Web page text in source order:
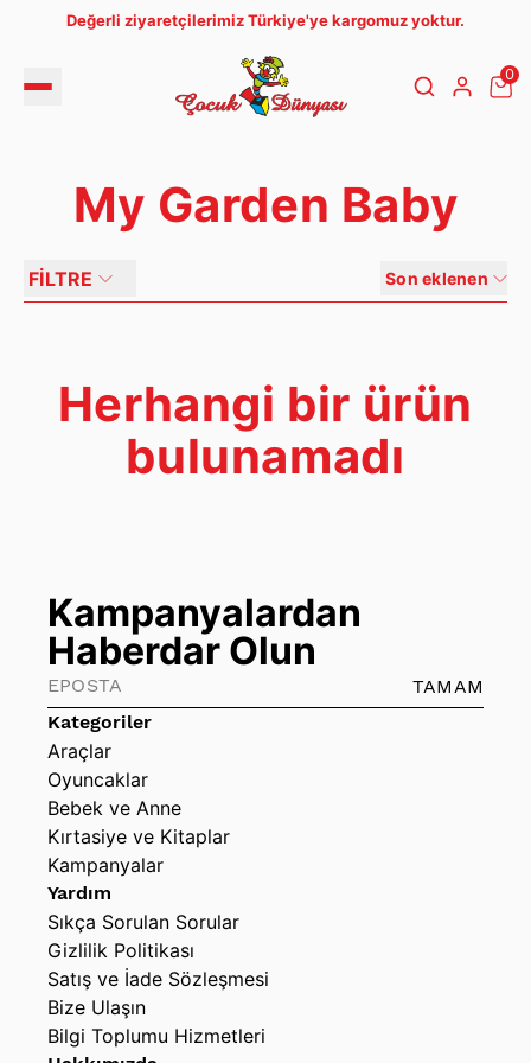
Değerli ziyaretçilerimiz Türkiye'ye kargomuz yoktur.
0
My Garden Baby
FİLTRE Son eklenen
Herhangi bir ürün
bulunamadı
Kategoriler
Araçlar
Oyuncaklar
Bebek ve Anne
Kırtasiye ve Kitaplar
Kampanyalar
Yardım
Sıkça Sorulan Sorular
Gizlilik Politikası
Satış ve İade Sözleşmesi
Bize Ulaşın
Bilgi Toplumu Hizmetleri
Kampanyalardan
Haberdar Olun
TAMAM